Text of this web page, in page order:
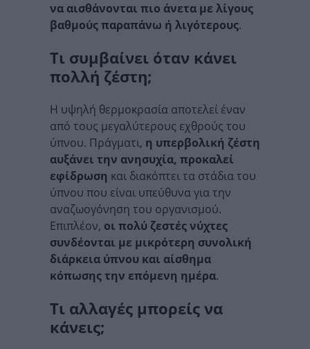
να αισθάνονται πιο άνετα με λίγους
βαθμούς παραπάνω ή λιγότερους.
Τι συμβαίνει όταν κάνει
πολλή ζέστη;
Η υψηλή θερμοκρασία αποτελεί έναν
από τους μεγαλύτερους εχθρούς του
ύπνου. Πράγματι, η υπερβολική ζέστη
αυξάνει την ανησυχία, προκαλεί
εφίδρωση και διακόπτει τα στάδια του
ύπνου που είναι υπεύθυνα για την
αναζωογόνηση του οργανισμού.
Επιπλέον, οι πολύ ζεστές νύχτες
συνδέονται με μικρότερη συνολική
διάρκεια ύπνου και αίσθημα
κόπωσης την επόμενη ημέρα.
Τι αλλαγές μπορείς να
κάνεις;